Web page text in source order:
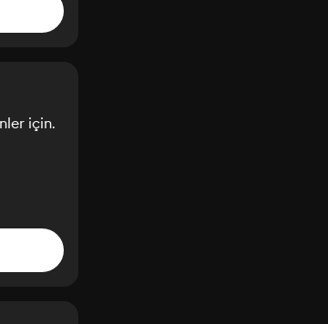
için.